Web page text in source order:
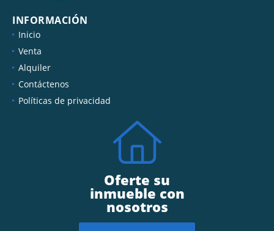
INFORMACIÓN
Inicio
Venta
Alquiler
Contáctenos
Políticas de privacidad
Oferte su
inmueble con
nosotros